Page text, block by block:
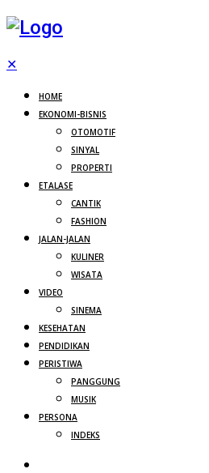
✕
HOME
EKONOMI-BISNIS
OTOMOTIF
SINYAL
PROPERTI
ETALASE
CANTIK
FASHION
JALAN-JALAN
KULINER
WISATA
VIDEO
SINEMA
KESEHATAN
PENDIDIKAN
PERISTIWA
PANGGUNG
MUSIK
PERSONA
INDEKS